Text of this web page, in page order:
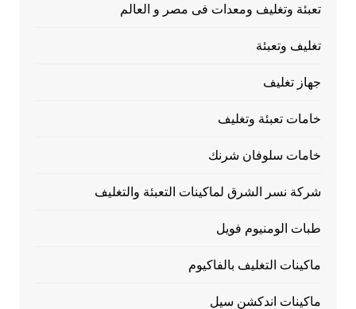
تعبئة وتغليف ومعدات فى مصر و العالم
تغليف وتعبئة
جهاز تغليف
خامات تعبئة وتغليف
خامات سلوفان شرنك
شركة نسر الشرق لماكينات التعبئة والتغليف
طبات الومنيوم فويل
ماكينات التغليف بالفاكيوم
ماكينات اندكشن سيل